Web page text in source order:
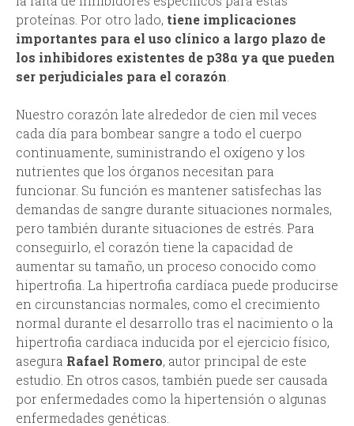
proteínas. Por otro lado, tiene implicaciones
importantes para el uso clínico a largo plazo de
los inhibidores existentes de p38α ya que pueden
ser perjudiciales para el corazón
Nuestro corazón late alrededor de cien mil veces
cada día para bombear sangre a todo el cuerpo
continuamente, suministrando el oxígeno y los
nutrientes que los órganos necesitan para
funcionar. Su función es mantener satisfechas las
demandas de sangre durante situaciones normales,
pero también durante situaciones de estrés. Para
conseguirlo, el corazón tiene la capacidad de
aumentar su tamaño, un proceso conocido como
hipertrofia. La hipertrofia cardíaca puede producirse
en circunstancias normales, como el crecimiento
normal durante el desarrollo tras el nacimiento o la
hipertrofia cardiaca inducida por el ejercicio físico,
asegura Rafael Romero, autor principal de este
estudio. En otros casos, también puede ser causada
por enfermedades como la hipertensión o algunas
enfermedades genéticas.